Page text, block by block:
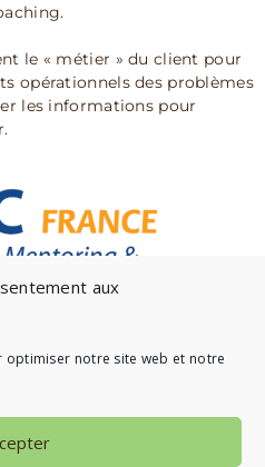
aux
optimiser notre site web et notre
le « métier » du client pour
opérationnels des problèmes
les informations pour